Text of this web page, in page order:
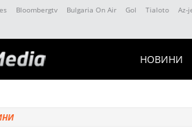
Bloombergtv Bulgaria On Air Gol Tialoto Az-
НОВИНИ